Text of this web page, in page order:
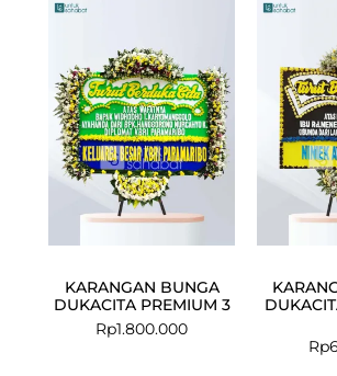
KARANGAN BUNGA
DUKACITA PREMIUM 3
Rp1.800.000
Rp